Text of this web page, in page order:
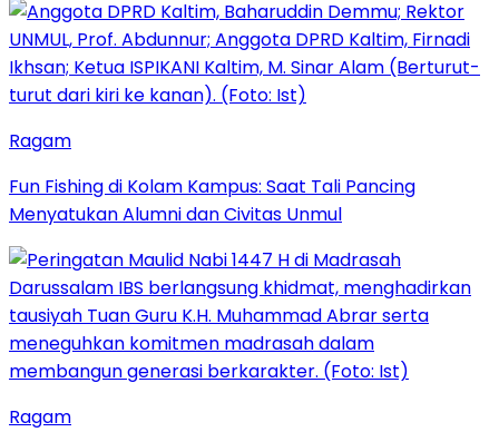
Ragam
Fun Fishing di Kolam Kampus: Saat Tali Pancing
Menyatukan Alumni dan Civitas Unmul
Ragam